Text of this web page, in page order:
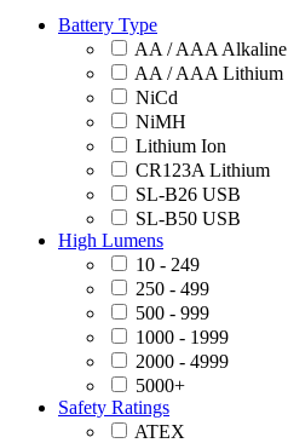
Battery Type
AA / AAA Alkaline
AA / AAA Lithium
NiCd
NiMH
Lithium Ion
CR123A Lithium
SL-B26 USB
SL-B50 USB
High Lumens
10 - 249
250 - 499
500 - 999
1000 - 1999
2000 - 4999
5000+
Safety Ratings
ATEX